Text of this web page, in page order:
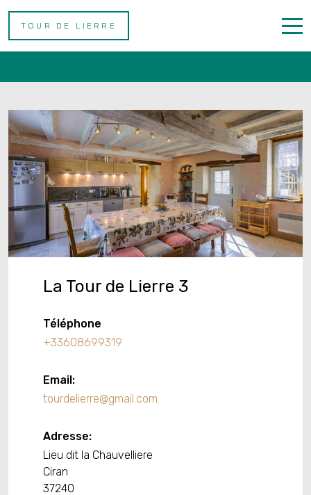
TOUR DE LIERRE
Contactez Nous
French
Contact
La Tour de Lierre 3
Téléphone
+33608699319
Email:
tourdelierre@gmail.com
Adresse:
Lieu dit la Chauvelliere
Ciran
37240